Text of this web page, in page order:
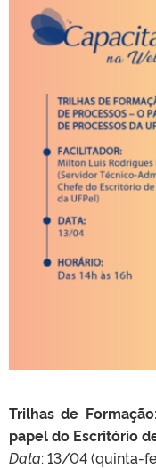
Trilhas de
papel do Escritório
Data: 13/04 (quinta-